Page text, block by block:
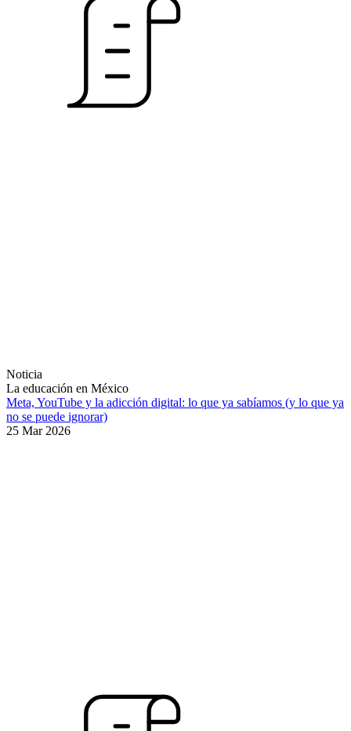
Noticia
La educación en México
Meta, YouTube y la adicción digital: lo que ya sabíamos (y lo que ya
no se puede ignorar)
25 Mar 2026